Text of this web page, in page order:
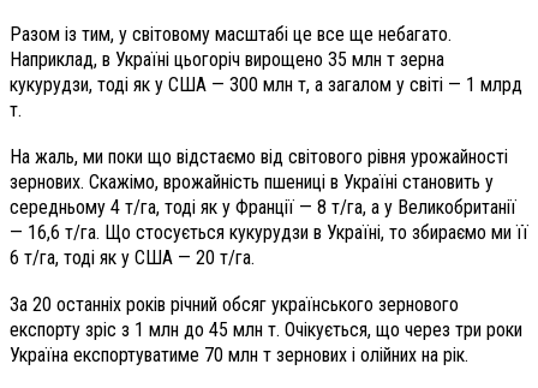
Разом із тим, у світовому масштабі це все ще небагато.
Наприклад, в Україні цьогоріч вирощено 35 млн т зерна
кукурудзи, тоді як у США — 300 млн т, а загалом у світі — 1 млрд
т.
На жаль, ми поки що відстаємо від світового рівня урожайності
зернових. Скажімо, врожайність пшениці в Україні становить у
середньому 4 т/га, тоді як у Франції — 8 т/га, а у Великобританії
— 16,6 т/га. Що стосується кукурудзи в Україні, то збираємо ми її
6 т/га, тоді як у США — 20 т/га.
За 20 останніх років річний обсяг українського зернового
експорту зріс з 1 млн до 45 млн т. Очікується, що через три роки
Україна експортуватиме 70 млн т зернових і олійних на рік.